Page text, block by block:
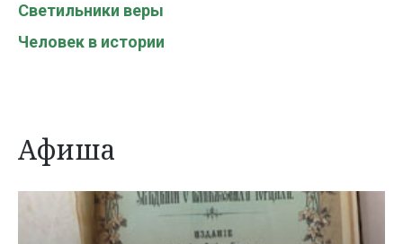
Светильники веры
Человек в истории
Афиша